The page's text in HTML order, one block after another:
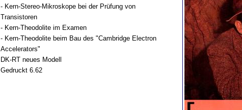
- Kern-Stereo-Mikroskope bei der Prüfung von
Transistoren
- Kern-Theodolite im Examen
- Kern-Theodolite beim Bau des "Cambridge Electron
Accelerators"
DK-RT neues Modell
Gedruckt 6.62